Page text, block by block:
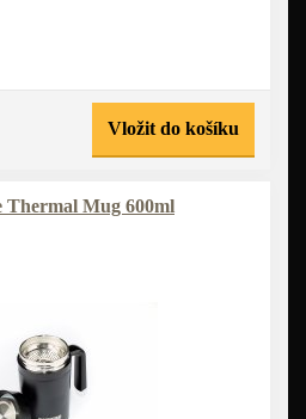
Vložit do košíku
Thermal Mug 600ml